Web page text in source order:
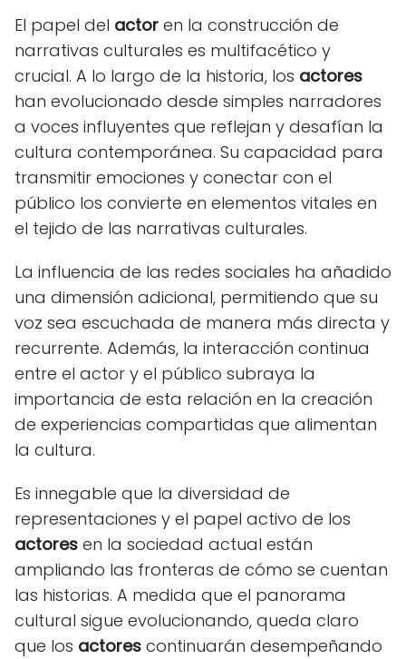
El papel del actor en la construcción de
narrativas culturales es multifacético y
crucial. A lo largo de la historia, los actores
han evolucionado desde simples narradores
a voces influyentes que reflejan y desafían la
cultura contemporánea. Su capacidad para
transmitir emociones y conectar con el
público los convierte en elementos vitales en
el tejido de las narrativas culturales.
La influencia de las redes sociales ha añadido
una dimensión adicional, permitiendo que su
voz sea escuchada de manera más directa y
recurrente. Además, la interacción continua
entre el actor y el público subraya la
importancia de esta relación en la creación
de experiencias compartidas que alimentan
la cultura.
Es innegable que la diversidad de
representaciones y el papel activo de los
actores en la sociedad actual están
ampliando las fronteras de cómo se cuentan
las historias. A medida que el panorama
cultural sigue evolucionando, queda claro
que los actores continuarán desempeñando